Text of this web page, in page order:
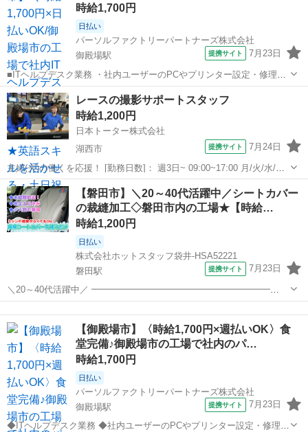
時給1,700円
日払い
パーソルファクトリーパートナーズ株式会社
御殿場駅
提携サイト 7月23日
■ITヘルプデスク業務 ・社内ユーザーのPCやプリンター設定・修理な
どをおまかせします ・パソコンやプリンターの管理、ネットワークや
サーバーの運用など ・ITの運用業務の経験が活かせます ※英語の会話
や読み書きができる方歓迎...
静岡 御殿場市 御殿場駅 その他
レースの撮影サポートスタッフ
時給1,200円
日本トーター株式会社
湖西市
提携サイト 7月24日
主婦(夫)の働くを応援！ [勤務日数]： 週3日~ 09:00~17:00 月/火/水/木/
金/土/日 などから選べます [勤務地・最寄駅]： 静岡県湖西市新居町中
之郷３７２７－７ 日本トーター株式会社 ボートレース浜名...
静岡 湖西市 その他
【磐田市】＼20～40代活躍中／シートカバー
の裁縫加工◇磐田市内の工場★【時給…
時給1,200円
日払い
株式会社ホットスタッフ袋井-HSA52221
磐田駅
提携サイト 7月23日
＼20～40代活躍中／ ━━━━━━━━━━━━━━━━━━━━
【仕事内容】 車やバイクの座席に使われる シートカバーを作っている
会社さん★ 生地と生地を縫い合わせる ミシンを使った裁縫作業を担当
♪ ミシンの使用経...【御殿場市】〈時給1,700円×週払いOK〉食
堂完備♪御殿場市の工場で社内のパ…
時給1,700円
日払い
パーソルファクトリーパートナーズ株式会社
御殿場駅
提携サイト 7月23日
◆ITヘルプデスク業務 ◆社内ユーザーのPCやプリンター設定・修理な